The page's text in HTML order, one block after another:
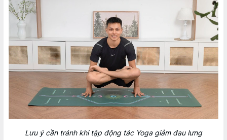
Lưu ý cần tránh khi tập động tác Yoga giảm đau lưng